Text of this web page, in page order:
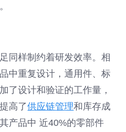
同样制约着研发效率。相
中重复设计，通用件、标
了设计和验证的工作量，
高了供应链管理和库存成
产品中 近40%的零部件